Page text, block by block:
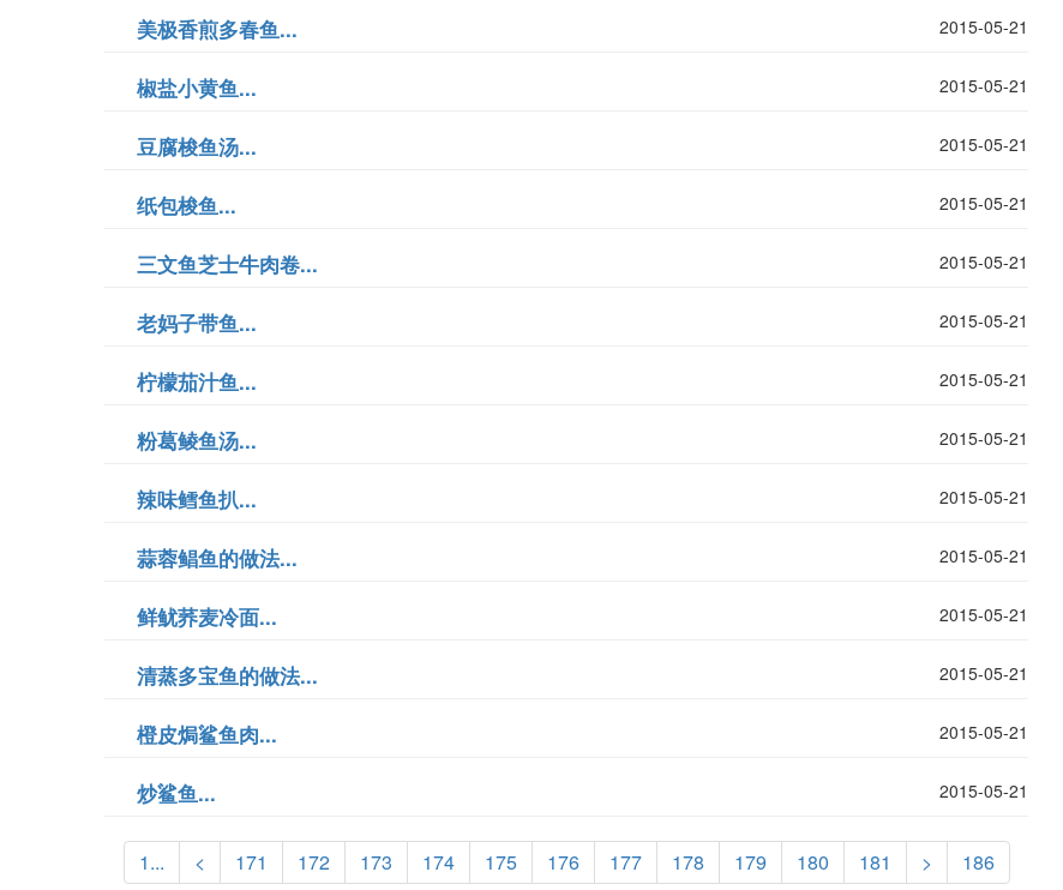
美极香煎多春鱼... 2015-05-21
椒盐小黄鱼... 2015-05-21
豆腐梭鱼汤... 2015-05-21
纸包梭鱼... 2015-05-21
三文鱼芝士牛肉卷... 2015-05-21
老妈子带鱼... 2015-05-21
柠檬茄汁鱼... 2015-05-21
粉葛鲮鱼汤... 2015-05-21
辣味鳕鱼扒... 2015-05-21
蒜蓉鲳鱼的做法... 2015-05-21
鲜鱿荞麦冷面... 2015-05-21
清蒸多宝鱼的做法... 2015-05-21
橙皮焗鲨鱼肉... 2015-05-21
炒鲨鱼... 2015-05-21
1... < 171 172 173 174 175 176 177 178 179 180 181 > 186